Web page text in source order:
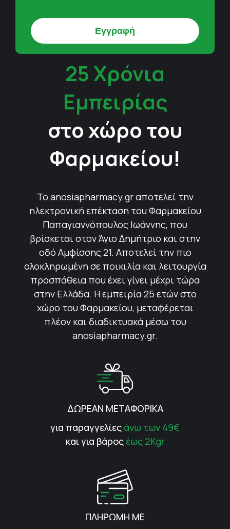
25 Χρόνια
Εμπειρίας
στο χώρο του
Φαρμακείου!
Το anosiapharmacy.gr αποτελεί την
ηλεκτρονική επέκταση του Φαρμακείου
Παπαγιαννόπουλος Ιωάννης, που
βρίσκεται στον Άγιο Δημήτριο και στην
οδό Αμφίσσης 21. Αποτελεί την πιο
ολοκληρωμένη σε ποικιλία και λειτουργία
προσπάθεια που έχει γίνει μέχρι τώρα
στην Ελλάδα. Η εμπειρία 25 ετών στο
χώρο του Φαρμακείου, μεταφέρεται
πλέον και διαδικτυακά μέσω του
anosiapharmacy.gr.
ΔΩΡΕΑΝ ΜΕΤΑΦΟΡΙΚΑ
για παραγγελίες άνω των 49€
και για βάρος έως 2Kgr
ΠΛΗΡΩΜΗ ΜΕ